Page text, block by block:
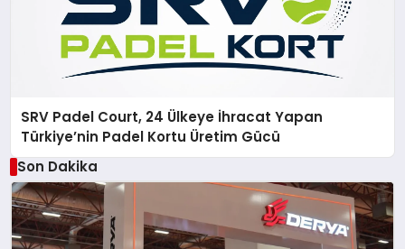
SRV Padel Court, 24 Ülkeye İhracat Yapan
Türkiye’nin Padel Kortu Üretim Gücü
Son Dakika